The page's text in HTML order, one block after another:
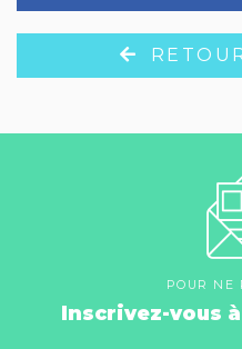
POUR NE
Inscrivez-vous